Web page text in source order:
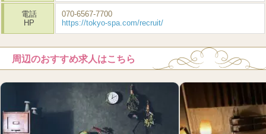
電話
HP
070-6567-7700
https://tokyo-spa.com/recruit/
周辺のおすすめ求人はこちら